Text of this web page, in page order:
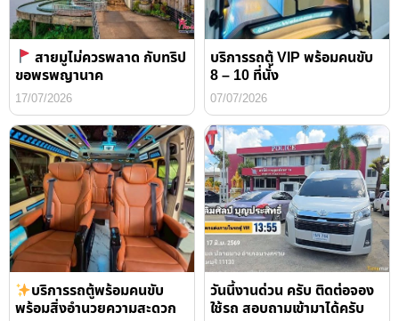
สายมูไม่ควรพลาด กับทริป
ขอพรพญานาค
17/07/2026
บริการรถตู้ VIP พร้อมคนขับ
8 – 10 ที่นั่ง
07/07/2026
บริการรถตู้พร้อมคนขับ
พร้อมสิ่งอำนวยความสะดวก
วันนี้งานด่วน ครับ ติดต่อจอง
ใช้รถ สอบถามเข้ามาได้ครับ